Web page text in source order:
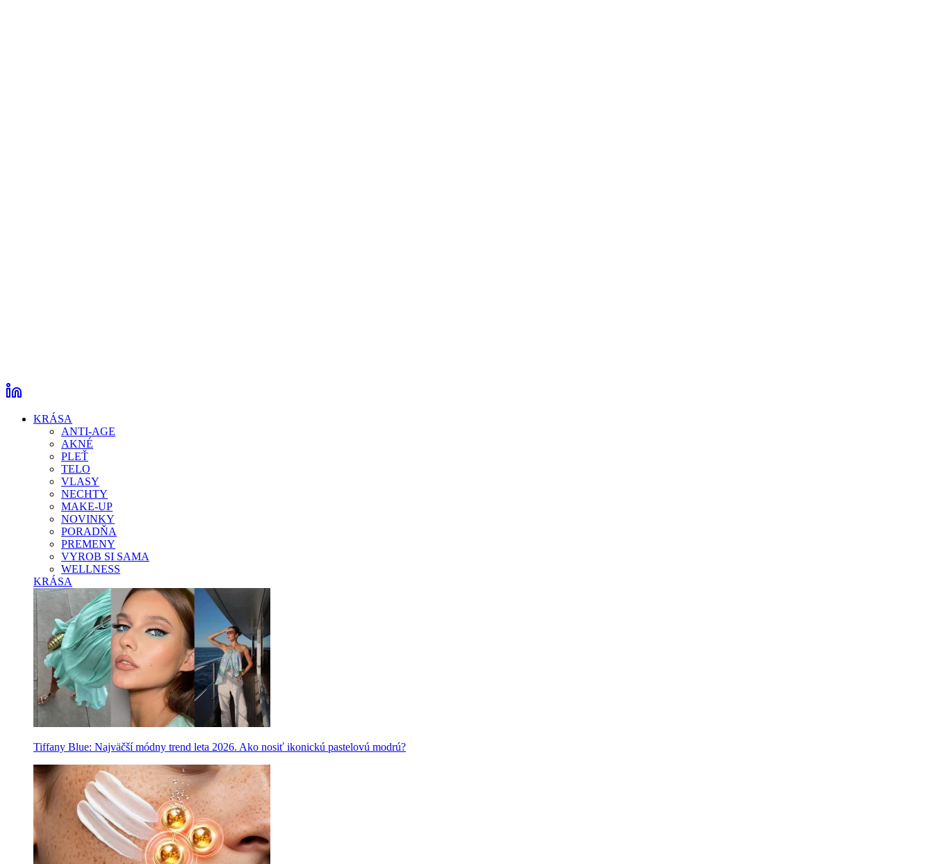
KRÁSA
ANTI-AGE
AKNÉ
PLEŤ
TELO
VLASY
NECHTY
MAKE-UP
NOVINKY
PORADŇA
PREMENY
VYROB SI SAMA
WELLNESS
KRÁSA
Tiffany Blue: Najväčší módny trend leta 2026. Ako nosiť ikonickú pastelovú modrú?